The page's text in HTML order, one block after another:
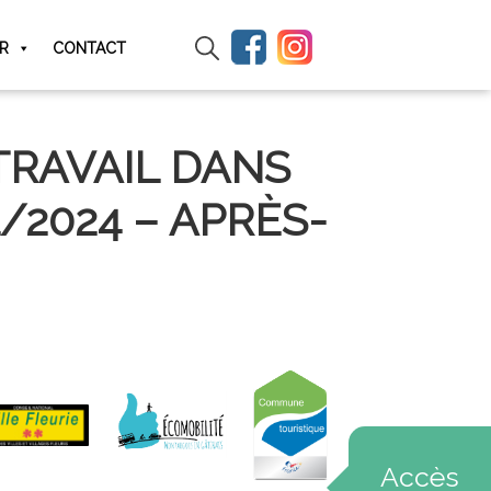
CONTACT
DANS
2024 – APRÈS-
Accès